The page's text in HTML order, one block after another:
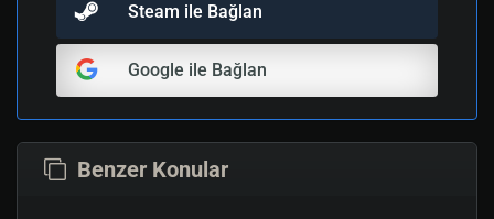
Steam ile Bağlan
Google ile Bağlan
Benzer Konular